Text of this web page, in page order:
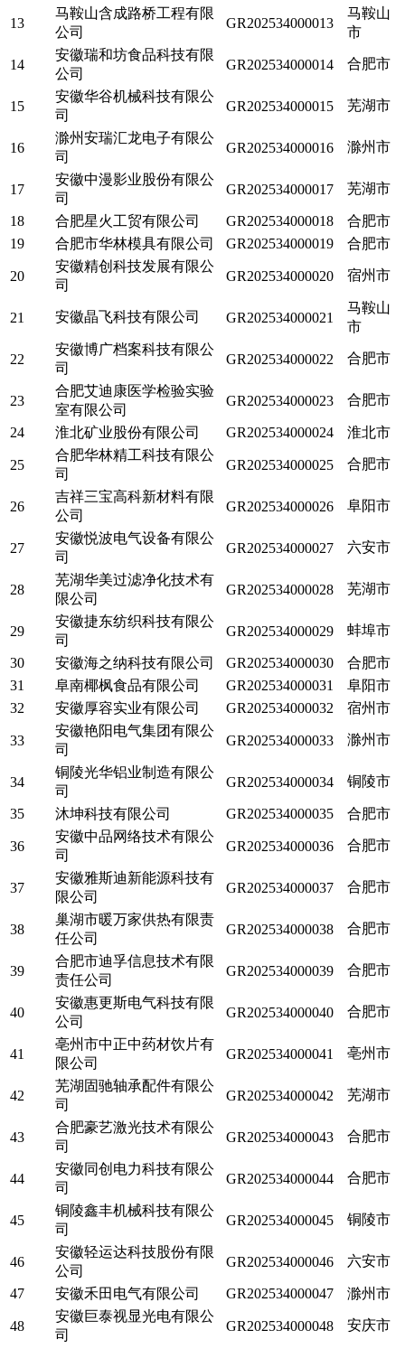
13
马鞍山含成路桥工程有限
公司
GR202534000013
马鞍山
市
14
安徽瑞和坊食品科技有限
公司
GR202534000014 合肥市
15
安徽华谷机械科技有限公
司
GR202534000015 芜湖市
16
滁州安瑞汇龙电子有限公
司
GR202534000016 滁州市
17
安徽中漫影业股份有限公
司
GR202534000017 芜湖市
18 合肥星火工贸有限公司 GR202534000018
合肥市
19
合肥市华林模具有限公司 GR202534000019 合肥市
20
安徽精创科技发展有限公
司
GR202534000020 宿州市
21 安徽晶飞科技有限公司 GR202534000021
马鞍山
市
22
安徽博广档案科技有限公
司
GR202534000022 合肥市
23
合肥艾迪康医学检验实验
室有限公司
GR202534000023 合肥市
24 淮北矿业股份有限公司 GR202534000024 淮北市
25
合肥华林精工科技有限公
司
GR202534000025 合肥市
26
吉祥三宝高科新材料有限
公司
GR202534000026 阜阳市
27
安徽悦波电气设备有限公
司
GR202534000027 六安市
28
芜湖华美过滤净化技术有
限公司
GR202534000028 芜湖市
29
安徽捷东纺织科技有限公
司
GR202534000029 蚌埠市
30 安徽海之纳科技有限公司 GR202534000030
合肥市
31
阜南椰枫食品有限公司 GR202534000031
阜阳市
32
安徽厚容实业有限公司 GR202534000032 宿州市
33
安徽艳阳电气集团有限公
司
GR202534000033 滁州市
34
铜陵光华铝业制造有限公
司
GR202534000034 铜陵市
35 沐坤科技有限公司 GR202534000035 合肥市
36
安徽中品网络技术有限公
司
GR202534000036 合肥市
37
安徽雅斯迪新能源科技有
限公司
GR202534000037 合肥市
38
巢湖市暖万家供热有限责
任公司
GR202534000038 合肥市
39
合肥市迪孚信息技术有限
责任公司
GR202534000039 合肥市
40
安徽惠更斯电气科技有限
公司
GR202534000040 合肥市
41
亳州市中正中药材饮片有
限公司
GR202534000041 亳州市
42
芜湖固驰轴承配件有限公
司
GR202534000042 芜湖市
43
合肥豪艺激光技术有限公
司
GR202534000043 合肥市
44
安徽同创电力科技有限公
司
GR202534000044 合肥市
45
铜陵鑫丰机械科技有限公
司
GR202534000045 铜陵市
46
安徽轻运达科技股份有限
公司
GR202534000046 六安市
47 安徽禾田电气有限公司 GR202534000047 滁州市
48
安徽巨泰视显光电有限公
司
GR202534000048 安庆市